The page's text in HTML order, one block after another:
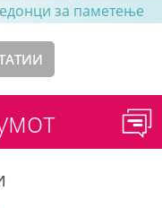
за паметење